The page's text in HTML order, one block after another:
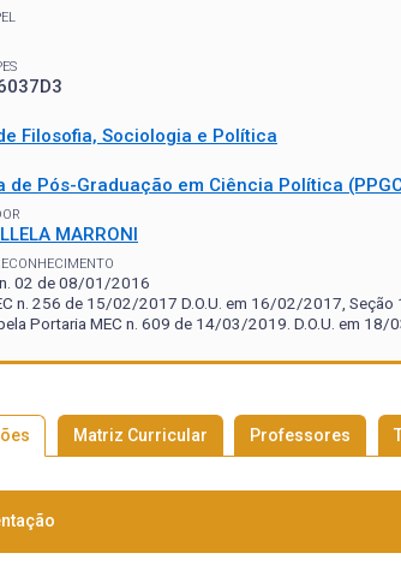
Filosofia, Sociologia e Política
de Pós-Graduação em Ciência Política
MARRONI
02 de 08/01/2016
n. 256 de 15/02/2017 D.O.U. em 16/02/2017, Seção
Portaria MEC n. 609 de 14/03/2019. D.O.U. em 18/
Matriz Curricular Professores